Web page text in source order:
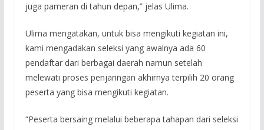
juga pameran di tahun depan,” jelas Ulima.
Ulima mengatakan, untuk bisa mengikuti kegiatan ini,
kami mengadakan seleksi yang awalnya ada 60
pendaftar dari berbagai daerah namun setelah
melewati proses penjaringan akhirnya terpilih 20 orang
peserta yang bisa mengikuti kegiatan.
“Peserta bersaing melalui beberapa tahapan dari seleksi